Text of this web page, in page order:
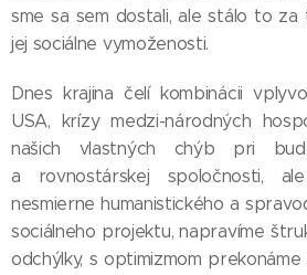
sme sa sem dostali, ale stálo to za
jej sociálne vymoženosti.
Dnes krajina čelí kombinácii
USA, krízy medzi-národných
našich vlastných chýb pri
a rovnostárskej spoločnosti,
nesmierne humanistického a
sociálneho projektu, napravíme
odchýlky, s optimizmom